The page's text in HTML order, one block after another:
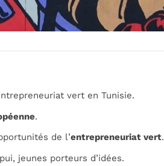
vert en Tunisie.
.
de l’entrepreneuriat vert.
jeunes porteurs d’idées.